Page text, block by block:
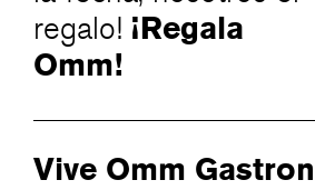
regalo! ¡Regala
Omm!
Vive Omm